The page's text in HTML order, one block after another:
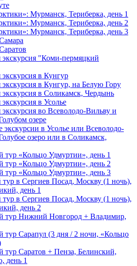
Мурманск, Териберка, день 1
Мурманск, Териберка, день 2
Мурманск, Териберка, день 3
экскурсия "Коми-пермяцкий
экскурсия в Кунгур
экскурсия в Кунгур, на Белую Гору
экскурсия в Соликамск, Чердынь
в Усолье
экскурсия во Всеволодо-Вильву и
озере
экскурсии в Усолье или Всеволодо-
озеро или в Соликамск,
тур «Кольцо Удмуртии», день 1
тур «Кольцо Удмуртии», день 2
тур «Кольцо Удмуртии», день 3
тур в Сергиев Посад, Москву (1 ночь),
день 1
тур в Сергиев Посад, Москву (1 ночь),
день 2
тур Нижний Новгород + Владимир,
тур Сарапул (3 дня / 2 ночи, «Кольцо
тур Саратов + Пенза, Белинский,
день 1